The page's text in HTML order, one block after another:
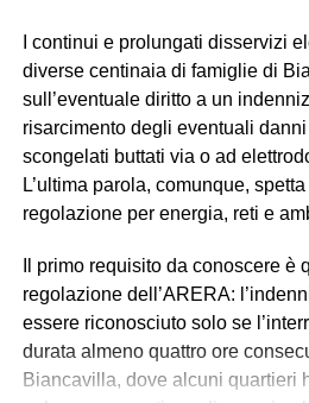
I continui e prolungati disservizi
diverse centinaia di famiglie di
sull’eventuale diritto a un
risarcimento degli eventuali
scongelati buttati via o ad
L’ultima parola, comunque,
regolazione per energia, reti e
Il primo requisito da conoscere è
regolazione dell’ARERA:
essere riconosciuto solo se
durata almeno quattro ore
Biancavilla, dove alcuni quartieri